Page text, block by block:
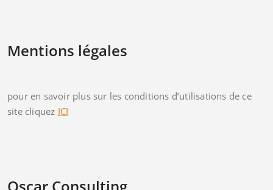
Mentions légales
pour en savoir plus sur les conditions d’utilisations de ce
site cliquez ICI
Oscar Consulting